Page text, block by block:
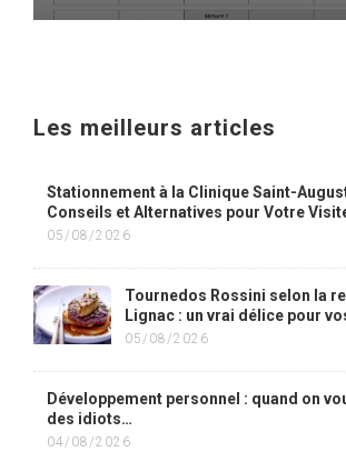
Les meilleurs articles
Stationnement à la Clinique Saint-
Conseils et Alternatives pour Votre
05/08/2026
Tournedos Rossini selon la
Lignac : un vrai délice pour
05/08/2026
Développement personnel : quand on
des idiots…
04/08/2026